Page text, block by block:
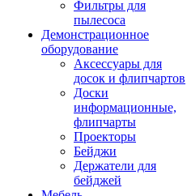
Фильтры для
пылесоса
Демонстрационное
оборудование
Аксессуары для
досок и флипчартов
Доски
информационные,
флипчарты
Проекторы
Бейджи
Держатели для
бейджей